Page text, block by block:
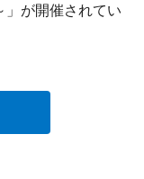
」が開催されてい